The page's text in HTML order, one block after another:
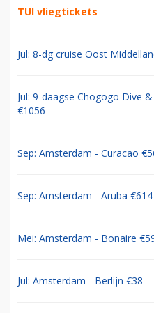
TUI vliegtickets
Jul: 8-dg cruise Oost
Jul: 9-daagse Chogogo Dive
€1056
Sep: Amsterdam - Curacao
Sep: Amsterdam - Aruba €614
Mei: Amsterdam - Bonaire
Jul: Amsterdam - Berlijn €38